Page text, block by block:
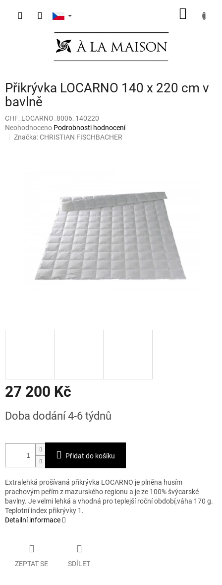
Přikrývka LOCARNO 140 x 220 cm v
bavlně
CHF_LOCARNO_8006_140220
Průměrné
hodnocení
Neohodnoceno Podrobnosti hodnocení
Značka:CHRISTIAN FISCHBACHER
27 200 Kč
cena:
Doba dodání 4-6 týdnů
Přidat do košíku
Extralehká prošívaná přikrývka LOCARNO je plněna husím
prachovým peřím z mazurského regionu a je ze 100% švýcarské
bavlny. Je velmi lehká a vhodná pro teplejší roční období,váha 170 g.
Teplotní index přikrývky 1.
Detailní informace
ZEPTAT SE SDÍLET